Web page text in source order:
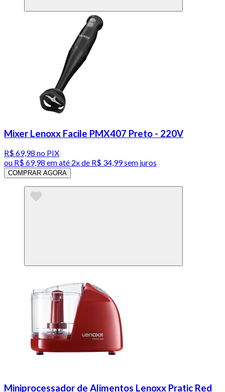
Mixer Lenoxx Facile PMX407 Preto - 220V
R$ 69,98 no PIX
ou R$ 69,98 em até 2x de R$ 34,99 sem juros
COMPRAR AGORA
Miniprocessador de Alimentos Lenoxx Pratic Red